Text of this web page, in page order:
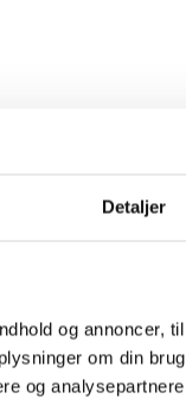
Detaljer
og annoncer,
om din
og